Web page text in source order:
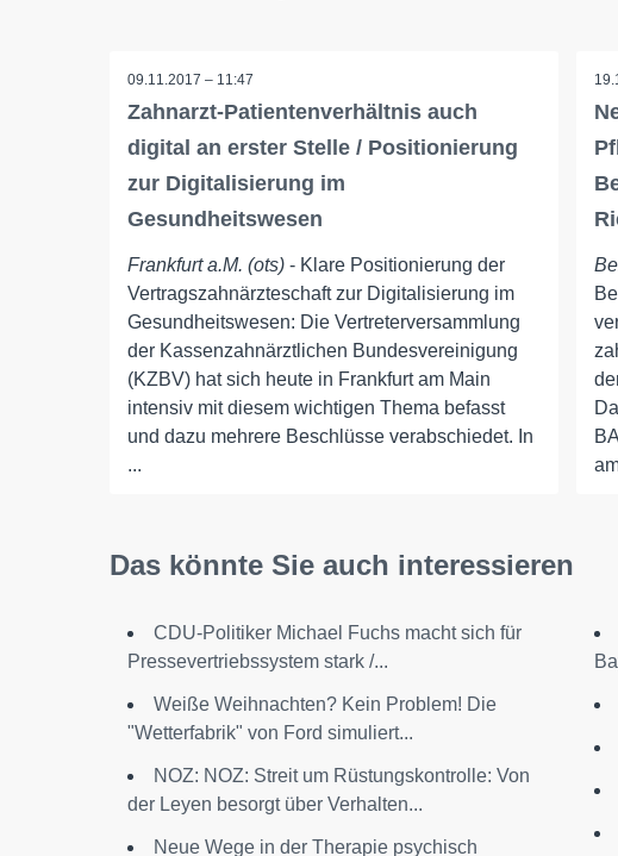
09.11.2017 – 11:47
Zahnarzt-Patientenverhältnis auch
digital an erster Stelle / Positionierung
zur Digitalisierung im
Gesundheitswesen
Frankfurt a.M. (ots) - Klare Positionierung der
Vertragszahnärzteschaft zur Digitalisierung im
Gesundheitswesen: Die Vertreterversammlung
der Kassenzahnärztlichen Bundesvereinigung
(KZBV) hat sich heute in Frankfurt am Main
intensiv mit diesem wichtigen Thema befasst
und dazu mehrere Beschlüsse verabschiedet. In
...
Das könnte Sie auch interessieren
CDU-Politiker Michael Fuchs macht sich für
Pressevertriebssystem stark /...
Weiße Weihnachten? Kein Problem! Die
"Wetterfabrik" von Ford simuliert...
NOZ: NOZ: Streit um Rüstungskontrolle: Von
der Leyen besorgt über Verhalten...
Neue Wege in der Therapie psychisch